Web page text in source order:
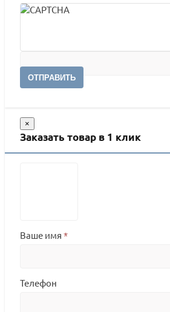
ОТПРАВИТЬ
×
Заказать товар в 1 клик
Ваше имя *
Телефон